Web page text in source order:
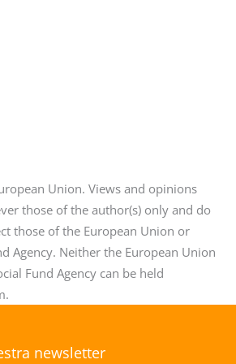
Union. Views and opinions
those of the author(s) only and do
those of the European Union or
Agency. Neither the European Union
Fund Agency can be held
newsletter